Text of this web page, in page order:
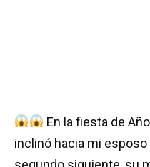
En la fiesta de
inclinó hacia mi